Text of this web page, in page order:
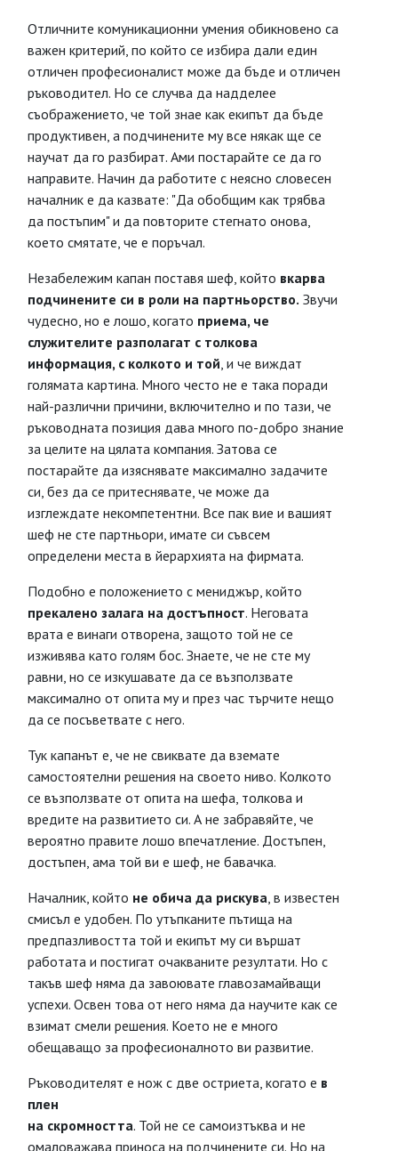
Отличните комуникационни умения обикновено са
важен критерий, по който се избира дали един
отличен професионалист може да бъде и отличен
ръководител. Но се случва да надделее
съображението, че той знае как екипът да бъде
продуктивен, а подчинените му все някак ще се
научат да го разбират. Ами постарайте се да го
направите. Начин да работите с неясно словесен
началник е да казвате: "Да обобщим как трябва
да постъпим" и да повторите стегнато онова,
което смятате, че е поръчал.
Незабележим капан поставя шеф, който вкарва
подчинените си в роли на партньорство. Звучи
чудесно, но е лошо, когато приема, че
служителите разполагат с толкова
информация, с колкото и той, и че виждат
голямата картина. Много често не е така поради
най-различни причини, включително и по тази, че
ръководната позиция дава много по-добро знание
за целите на цялата компания. Затова се
постарайте да изяснявате максимално задачите
си, без да се притеснявате, че може да
изглеждате некомпетентни. Все пак вие и вашият
шеф не сте партньори, имате си съвсем
определени места в йерархията на фирмата.
Подобно е положението с мениджър, който
прекалено залага на достъпност. Неговата
врата е винаги отворена, защото той не се
изживява като голям бос. Знаете, че не сте му
равни, но се изкушавате да се възползвате
максимално от опита му и през час търчите нещо
да се посъветвате с него.
Тук капанът е, че не свиквате да вземате
самостоятелни решения на своето ниво. Колкото
се възползвате от опита на шефа, толкова и
вредите на развитието си. А не забравяйте, че
вероятно правите лошо впечатление. Достъпен,
достъпен, ама той ви е шеф, не бавачка.
Началник, който не обича да рискува, в известен
смисъл е удобен. По утъпканите пътища на
предпазливостта той и екипът му си вършат
работата и постигат очакваните резултати. Но с
такъв шеф няма да завоювате главозамайващи
успехи. Освен това от него няма да научите как се
взимат смели решения. Което не е много
обещаващо за професионалното ви развитие.
Ръководителят е нож с две остриета, когато е в
плен
на скромността. Той не се самоизтъква и не
омаловажава приноса на подчинените си. Но на